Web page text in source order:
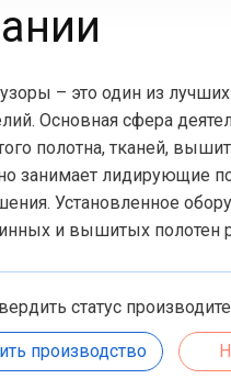
– это один из
Основная сфера
полотна, тканей,
занимает лидирующие
Установленное
и вышитых полотен
статус
производство